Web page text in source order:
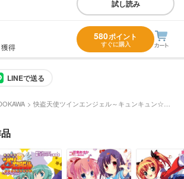
試し読み
獲得
580ポイント
すぐに購入
LINEで送る
快盗天使ツインエンジェル～キュンキュン☆ときめきパラダイス！！～上乗せっ♪